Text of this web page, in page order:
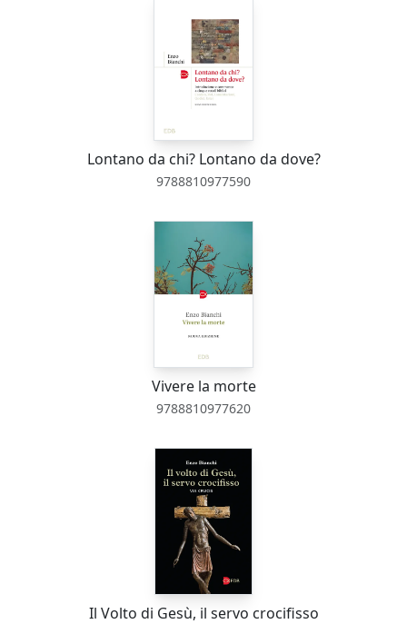
Lontano da chi? Lontano da dove?
9788810977590
Vivere la morte
9788810977620
Il Volto di Gesù, il servo crocifisso